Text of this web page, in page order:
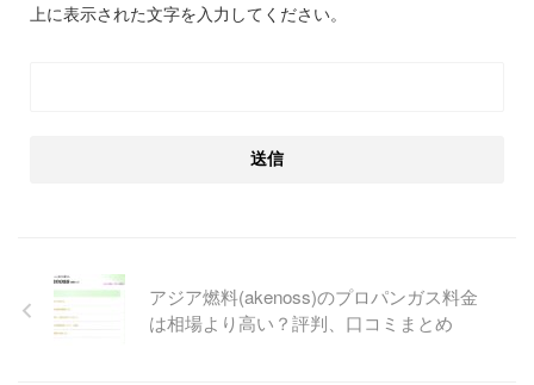
上に表示された文字を入力してください。
アジア燃料(akenoss)のプロパンガス料金
は相場より高い？評判、口コミまとめ